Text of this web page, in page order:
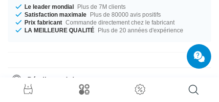
Le leader mondial Plus de 7M clients
Satisfaction maximale Plus de 80000 avis positifs
Prix fabricant Commande directement chez le fabricant
LA MEILLEURE QUALITÉ Plus de 20 années d'expérience
Détails produit
Le parfait compagnon pour toutes les occasions... disponible en calibre